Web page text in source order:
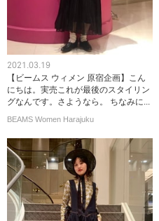
2021.03.19
【ビームス ウィメン 原宿企画】こん
にちは。実売これが最後のスタイリン
グなんです。さようなら。 ちなみに...
BEAMS Women Harajuku